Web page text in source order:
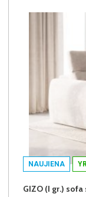
NAUJIENA
GIZO (I gr.)